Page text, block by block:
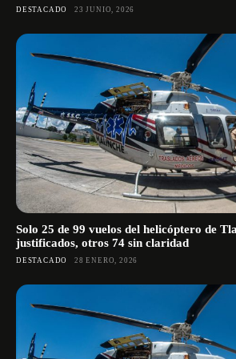
DESTACADO 23 JUNIO, 2026
Solo 25 de 99 vuelos del helicóptero de
justificados, otros 74 sin claridad
DESTACADO 28 ENERO, 2026